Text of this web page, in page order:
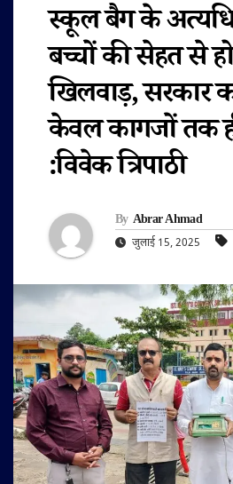
स्कूल बैग के
बच्चों की सेहत से
खिलवाड़, सरकार
केवल कागजों तक
:विवेक त्रिपाठी
By Abrar Ahmad
जुलाई 15, 2025